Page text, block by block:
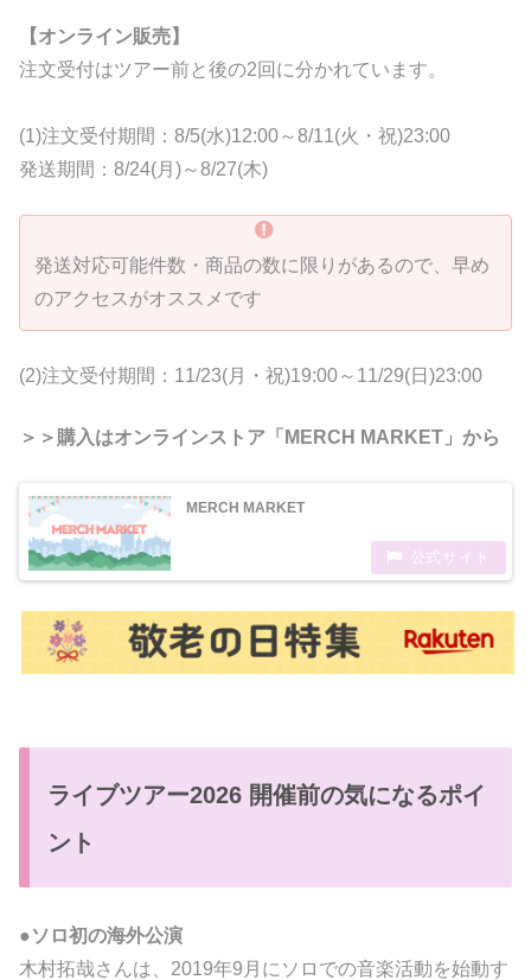
【オンライン販売】
注文受付はツアー前と後の2回に分かれています。
(1)注文受付期間：8/5(水)12:00～8/11(火・祝)23:00
発送期間：8/24(月)～8/27(木)
発送対応可能件数・商品の数に限りがあるので、早め
のアクセスがオススメです
(2)注文受付期間：11/23(月・祝)19:00～11/29(日)23:00
＞＞購入はオンラインストア「MERCH MARKET」から
MERCH MARKET
ライブツアー2026 開催前の気になるポイ
ント
●ソロ初の海外公演
木村拓哉さんは、2019年9月にソロでの音楽活動を始動す